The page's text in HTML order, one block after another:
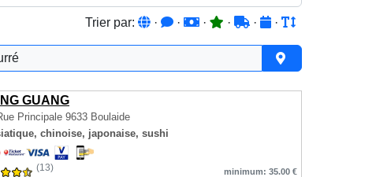
Trier par: · · · · · ·
GUANG
Principale 9633 Boulaide
chinoise, japonaise, sushi
(13) minimum: 35.00 €